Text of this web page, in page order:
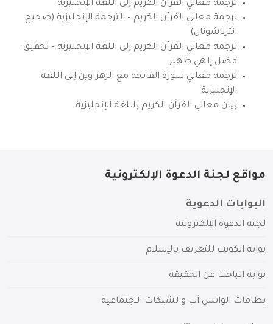
ترجمة معاني القرآن الكريم إلى اللغة الإنجليزية
ترجمة معاني القرآن الكريم – الترجمة الإنجليزية (صحيح
انترناشونال)
ترجمة معاني القرآن الكريم إلى اللغة الإنجليزية – تحقيق
فضل إلهي ظهير
ترجمة معاني سورة الفاتحة مع الزهراوين إلى اللغة
الإنجليزية
بيان معاني القرآن الكريم باللغة الإنجليزية
مواقع لجنة الدعوة الإلكترونية
البوابات الدعوية
لجنة الدعوة الإلكترونية
بوابة الكويت للتعريف بالإسلام
بوابة الباحث عن الحقيقة
بطاقات الواتس آب والشبكات الاجتماعية